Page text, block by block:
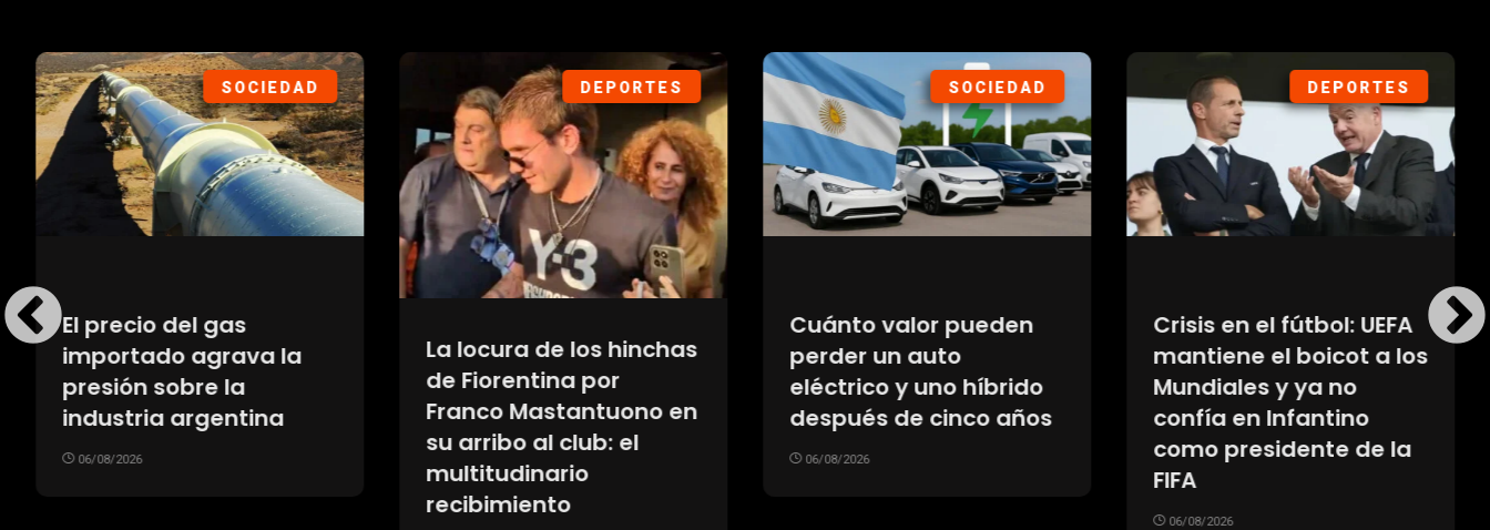
SOCIEDAD
El precio del gas
importado agrava la
presión sobre la
industria argentina
06/08/2026
DEPORTES
La locura de los hinchas
de Fiorentina por
Franco Mastantuono en
su arribo al club: el
multitudinario
recibimiento
SOCIEDAD
Cuánto valor pueden
perder un auto
eléctrico y uno híbrido
después de cinco años
06/08/2026
DEPORTES
Crisis en el fútbol: UEFA
mantiene el boicot a los
Mundiales y ya no
confía en Infantino
como presidente de la
FIFA
06/08/2026